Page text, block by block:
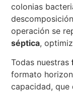
colonias
operación se
séptica,
Todas nuestras
formato
capacidad,